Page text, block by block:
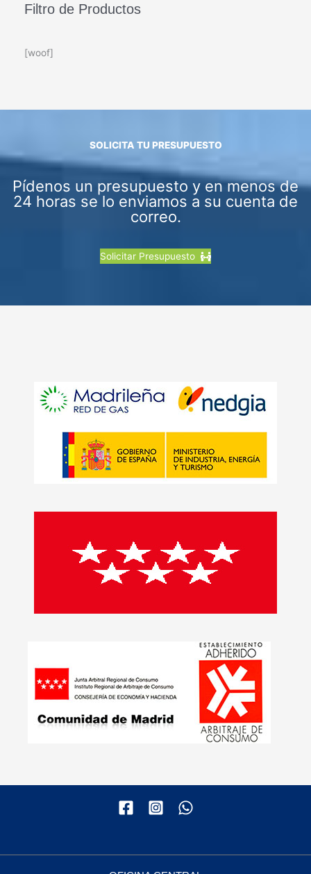
Filtro de Productos
[woof]
SOLICITA TU PRESUPUESTO
Pídenos un presupuesto y en menos de
24 horas se lo enviamos a su cuenta de
correo.
Solicitar Presupuesto